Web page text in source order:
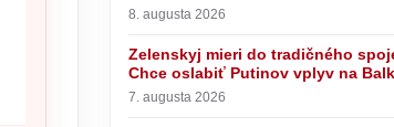
8. augusta 2026
Zelenskyj mieri do tradičného
Chce oslabiť Putinov vplyv na
7. augusta 2026